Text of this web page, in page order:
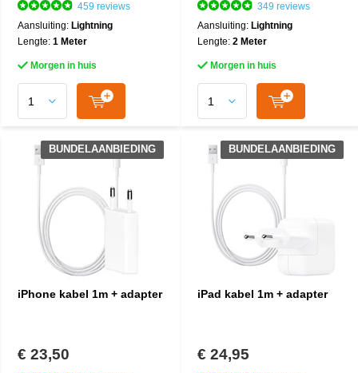
459 reviews
Aansluiting: Lightning
Lengte: 1 Meter
Morgen in huis
349 reviews
Aansluiting: Lightning
Lengte: 2 Meter
Morgen in huis
iPhone kabel 1m + adapter
BUNDELAANBIEDING
€ 23,50
iPad kabel 1m + adapter
BUNDELAANBIEDING
€ 24,95